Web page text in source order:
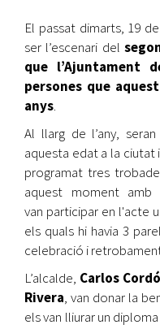
El passat dimarts, 19
ser l’escenari del
que l’Ajuntament
persones que
anys.
Al llarg de l’any,
aquesta edat a la
programat tres
aquest moment
van participar en l'acte
els quals hi havia 3
celebració i
L’alcalde, Carlos
Rivera, van donar la
els van lliurar un